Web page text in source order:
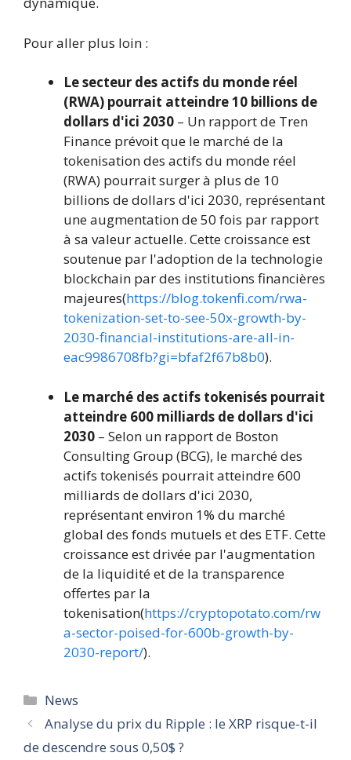
Pour aller plus loin :
Le secteur des actifs du monde réel
(RWA) pourrait atteindre 10 billions de
dollars d'ici 2030 – Un rapport de Tren
Finance prévoit que le marché de la
tokenisation des actifs du monde réel
(RWA) pourrait surger à plus de 10
billions de dollars d'ici 2030, représentant
une augmentation de 50 fois par rapport
à sa valeur actuelle. Cette croissance est
soutenue par l'adoption de la technologie
blockchain par des institutions financières
majeures(https://blog.tokenfi.com/rwa-
tokenization-set-to-see-50x-growth-by-
2030-financial-institutions-are-all-in-
eac9986708fb?gi=bfaf2f67b8b0).
Le marché des actifs tokenisés pourrait
atteindre 600 milliards de dollars d'ici
2030 – Selon un rapport de Boston
Consulting Group (BCG), le marché des
actifs tokenisés pourrait atteindre 600
milliards de dollars d'ici 2030,
représentant environ 1% du marché
global des fonds mutuels et des ETF. Cette
croissance est drivée par l'augmentation
de la liquidité et de la transparence
offertes par la
tokenisation(https://cryptopotato.com/rw
a-sector-poised-for-600b-growth-by-
2030-report/).
Catégories
News
Analyse du prix du Ripple : le XRP risque-t-il
de descendre sous 0,50$ ?